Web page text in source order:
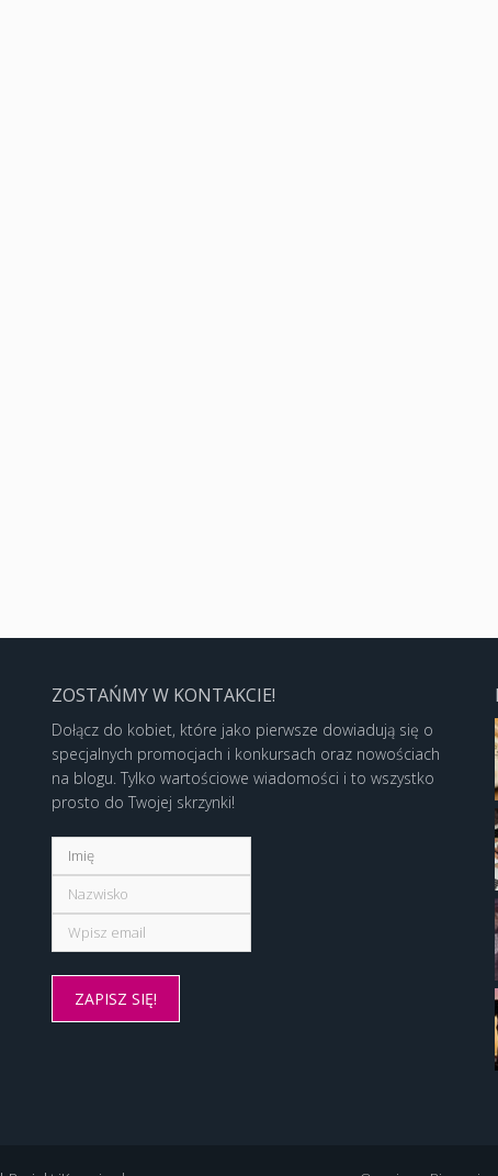
ZOSTAŃMY W KONTAKCIE!
Dołącz do kobiet, które jako pierwsze dowiadują się o
specjalnych promocjach i konkursach oraz nowościach
na blogu. Tylko wartościowe wiadomości i to wszystko
prosto do Twojej skrzynki!